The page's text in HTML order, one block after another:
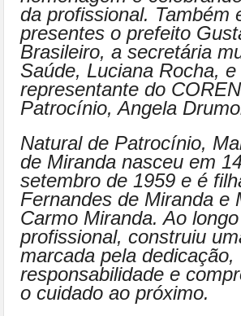
da profissional. Também
presentes o prefeito
Brasileiro, a secretária
Saúde, Luciana Rocha, e
representante do
Patrocínio, Angela
Natural de Patrocínio,
de Miranda nasceu em
setembro de 1959 e é
Fernandes de Miranda e
Carmo Miranda. Ao
profissional, construiu
marcada pela dedicação,
responsabilidade e
o cuidado ao próximo.